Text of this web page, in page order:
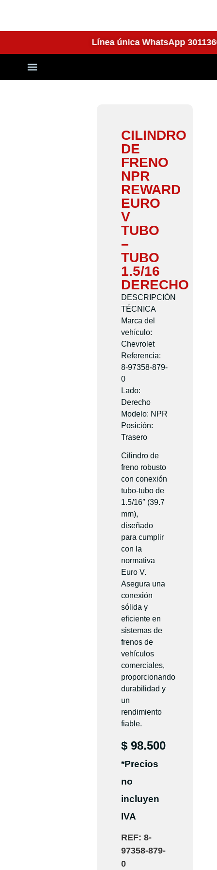
Línea única WhatsApp
CILINDRO
DE
FRENO
NPR
REWARD
EURO
V
TUBO
–
TUBO
1.5/16
DERECHO
DESCRIPCIÓN
TÉCNICA
Marca del
vehículo:
Chevrolet
Referencia:
8-97358-879-
0
Lado:
Derecho
Modelo: NPR
Posición:
Trasero
Cilindro de
freno robusto
con conexión
tubo-tubo de
1.5/16″ (39.7
mm),
diseñado
para cumplir
con la
normativa
Euro V.
Asegura una
conexión
sólida y
eficiente en
sistemas de
frenos de
vehículos
comerciales,
proporcionando
durabilidad y
un
rendimiento
fiable.
$98.500
*Precios
no
incluyen
IVA
REF: 8-
97358-879-
0